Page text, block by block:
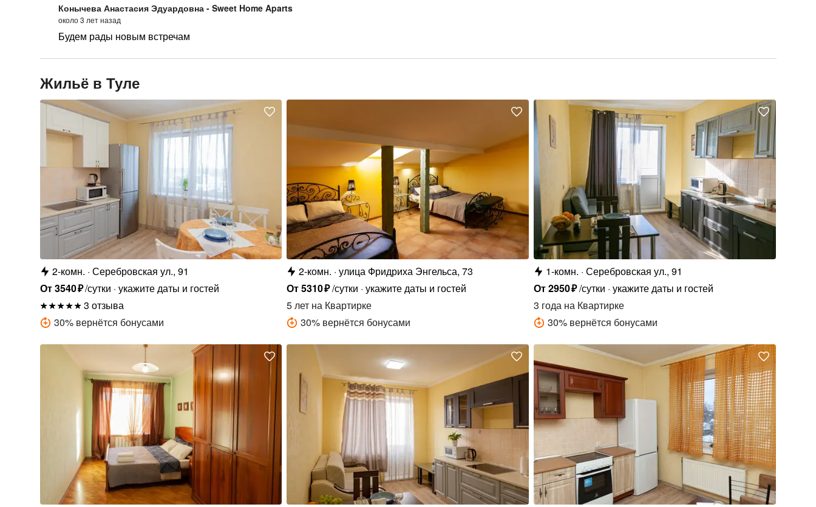
Конычева Анастасия Эдуардовна - Sweet Home Aparts
около 3 лет назад
Будем рады новым встречам
Жильё в Туле
2-комн. Серебровская ул., 91
От3540₽/сутки укажите даты и гостей
3 отзыва
30% вернётся бонусами
2-комн. улица Фридриха Энгельса, 73
От5310₽/сутки укажите даты и гостей
5 лет на Квартирке
30% вернётся бонусами
1-комн. Серебровская ул., 91
От2950₽/сутки укажите даты и гостей
3 года на Квартирке
30% вернётся бонусами